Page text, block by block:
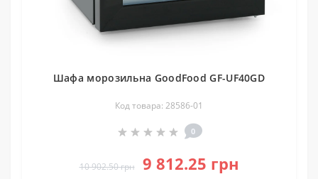
Шафа морозильна GoodFood GF-UF40GD
Код товара: 28586-01
0
10 902.50 грн 9 812.25 грн